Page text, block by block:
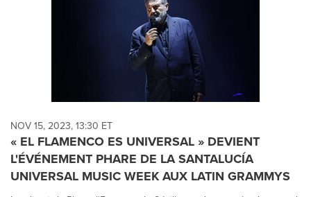
NOV 15, 2023, 13:30 ET
« EL FLAMENCO ES UNIVERSAL » DEVIENT
L'ÉVÉNEMENT PHARE DE LA SANTALUCÍA
UNIVERSAL MUSIC WEEK AUX LATIN GRAMMYS